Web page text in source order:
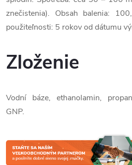
znečistenia). Obsah balenia:
použiteľnosti: 5 rokov od dátumu
Zloženie
Vodní báze, ethanolamin,
GNP.